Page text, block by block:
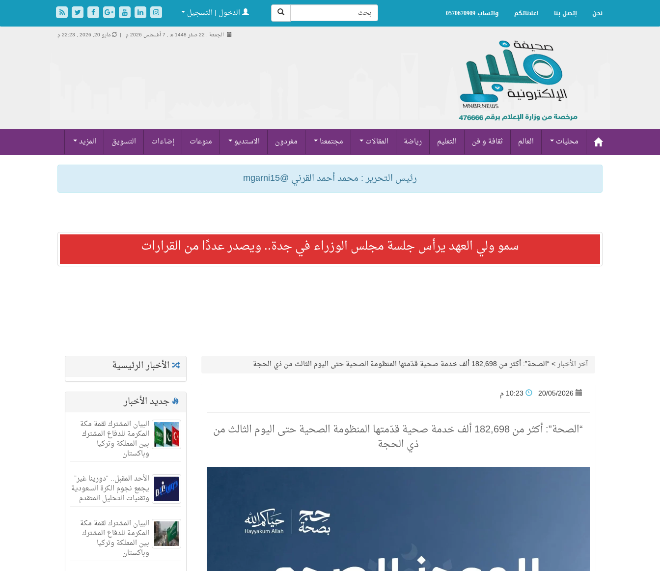
نحن إتصل بنا اعلاناتكم واتساب 0570670909 الدخول | التسجيل
الجمعة , 22 صفر 1448 هـ , 7 أغسطس 2026 م | مايو 20, 2026 , 22:23 م
محليات العالم ثقافة و فن التعليم رياضة المقالات مجتمعنا مغردون الاستديو منوعات إضاءات التسويق المزيد
رئيس التحرير : محمد أحمد القرني @mgarni15
سمو ولي العهد يرأس جلسة مجلس الوزراء في جدة.. ويصدر عددًا من القرارات
الأخبار الرئيسية
جديد الأخبار
البيان المشترك لقمة مكة
المكرمة للدفاع المشترك
بين المملكة وتركيا
وباكستان
الأحد المقبل.. “دورينا غير”
يجمع نجوم الكرة السعودية
وتقنيات التحليل المتقدم
البيان المشترك لقمة مكة
المكرمة للدفاع المشترك
بين المملكة وتركيا
وباكستان
آخر الأخبار>“الصحة”: أكثر من 182,698 ألف خدمة صحية قدّمتها المنظومة الصحية حتى اليوم الثالث من ذي الحجة
20/05/2026
“الصحة”: أكثر من 182,698 ألف خدمة صحية قدّمتها المنظومة الصحية حتى اليوم الثالث من
ذي الحجة